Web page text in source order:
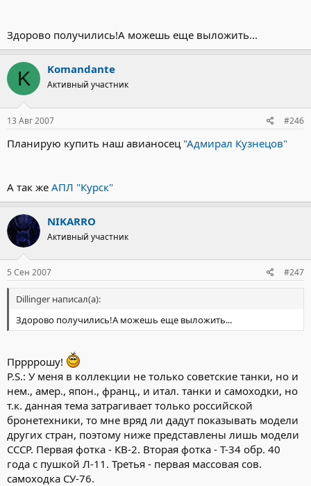
Здорово получились!А можешь еще выложить...
K Komandante
Активный участник
13 Авг 2007 #246
Планирую купить наш авианосец "Адмирал Кузнецов"
А так же АПЛ "Курск"
NIKARRO
Активный участник
5 Сен 2007 #247
Dillinger написал(а):
Здорово получились!А можешь еще выложить...
Пррррошу!
P.S.: У меня в коллекции не только советские танки, но и
нем., амер., япон., франц., и итал. танки и самоходки, но
т.к. данная тема затрагивает только российской
бронетехники, то мне вряд ли дадут показывать модели
других стран, поэтому ниже представлены лишь модели
СССР. Первая фотка - КВ-2. Вторая фотка - Т-34 обр. 40
года с пушкой Л-11. Третья - первая массовая сов.
самоходка СУ-76.